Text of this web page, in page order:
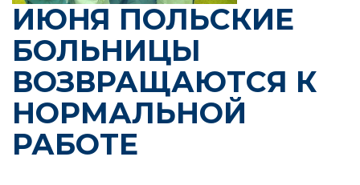
ИЮНЯ ПОЛЬСКИЕ
БОЛЬНИЦЫ
ВОЗВРАЩАЮТСЯ К
НОРМАЛЬНОЙ
РАБОТЕ